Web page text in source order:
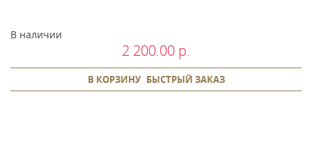
В наличии
2 200.00 р.
В КОРЗИНУ БЫСТРЫЙ ЗАКАЗ